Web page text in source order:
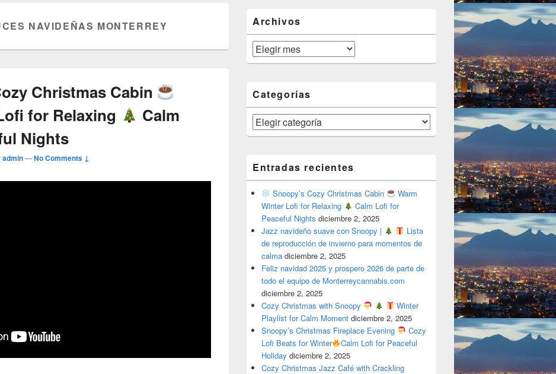
NAVIDEÑAS MONTERREY
Christmas Cabin
for Relaxing
Calm
Nights
admin—No Comments ↓
Archivos
Archivos
Categorías
Categorías
Entradas recientes
Snoopy’s Cozy Christmas Cabin
Warm
Winter Lofi for Relaxing
Calm Lofi for
Peaceful Nights diciembre 2, 2025
Jazz navideño suave con Snoopy |
Lista
de reproducción de invierno para momentos de
calma diciembre 2, 2025
Feliz navidad 2025 y prospero 2026 de parte de
todo el equipo de Monterreycannabis.com
diciembre 2, 2025
Cozy Christmas with Snoopy
Winter
Playlist for Calm Moment diciembre 2, 2025
Snoopy’s Christmas Fireplace Evening
Cozy
Lofi Beats for Winter
Calm Lofi for Peaceful
Holiday diciembre 2, 2025
Cozy Christmas Jazz Café with Crackling